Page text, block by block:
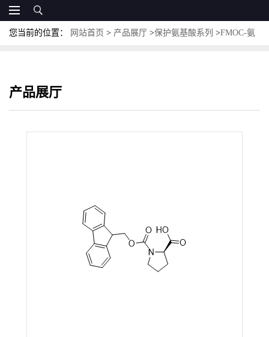
您当前的位置： 网站首页 > 产品展厅 >保护氨基酸系列 >FMOC-氨
产品展厅